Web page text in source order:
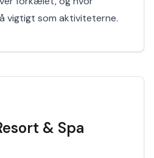
vigtigt som aktiviteterne.
& Spa